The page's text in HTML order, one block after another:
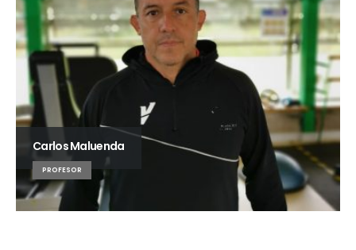
Carlos Maluenda
PROFESOR